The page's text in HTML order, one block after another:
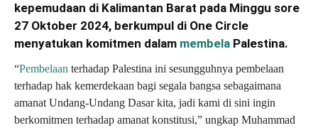
kepemudaan di Kalimantan Barat pada Minggu sore
27 Oktober 2024, berkumpul di One Circle
menyatukan komitmen dalam membela Palestina.
“Pembelaan terhadap Palestina ini sesungguhnya pembelaan
terhadap hak kemerdekaan bagi segala bangsa sebagaimana
amanat Undang-Undang Dasar kita, jadi kami di sini ingin
berkomitmen terhadap amanat konstitusi,” ungkap Muhammad